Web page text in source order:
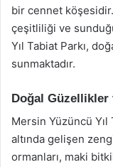
bir cennet
çeşitliliği ve
Yıl Tabiat Parkı,
sunmaktadır.
Doğal
Mersin Yüzüncü
altında gelişen
ormanları, maki